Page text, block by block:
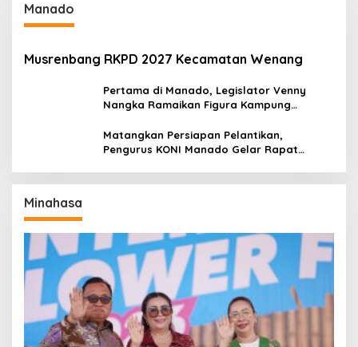
Manado
Musrenbang RKPD 2027 Kecamatan Wenang
Pertama di Manado, Legislator Venny
Nangka Ramaikan Figura Kampung
Matangkan Persiapan Pelantikan,
Pengurus KONI Manado Gelar Rapat
Minahasa